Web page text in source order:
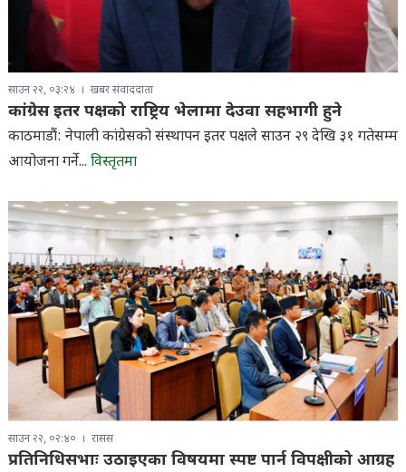
साउन २२, ०३:२४ खबर संवाददाता
कांग्रेस इतर पक्षको राष्ट्रिय भेलामा देउवा सहभागी हुने
काठमाडौं: नेपाली कांग्रेसको संस्थापन इतर पक्षले साउन २९ देखि ३१ गतेसम्म
आयोजना गर्ने... विस्तृतमा
साउन २२, ०२:४० रासस
प्रतिनिधिसभाः उठाइएका विषयमा स्पष्ट पार्न विपक्षीको आग्रह